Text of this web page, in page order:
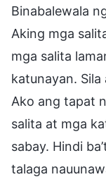
Binabalewala
Aking mga
mga salita
katunayan. Sila
Ako ang tapat
salita at mga
sabay. Hindi
talaga